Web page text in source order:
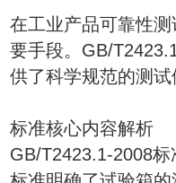
在工业产品可靠性
要手段。GB/
供了科学规范的测试
标准核心内容解析
GB/T2423.1-2008